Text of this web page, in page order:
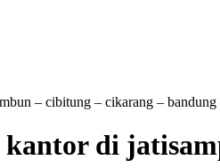
– cibitung – cikarang – bandung
di